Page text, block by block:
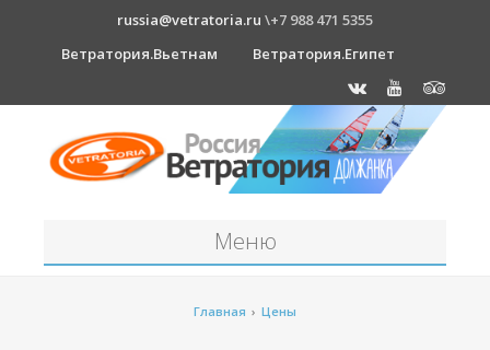
russia@vetratoria.ru \+7 988 471 5355
Ветратория.Вьетнам
Ветратория.Египет
Меню
Главная › Цены